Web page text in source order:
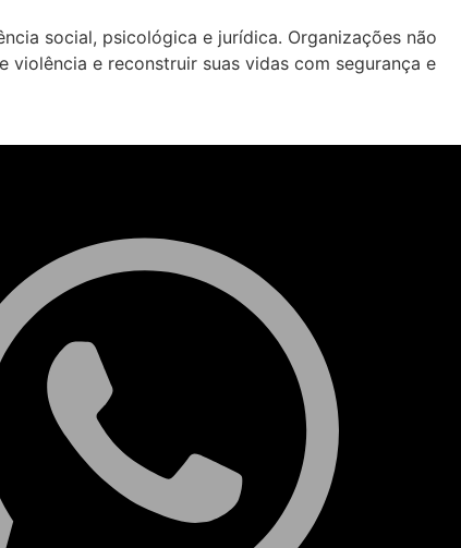
social, psicológica e jurídica. Organizações não
e reconstruir suas vidas com segurança e